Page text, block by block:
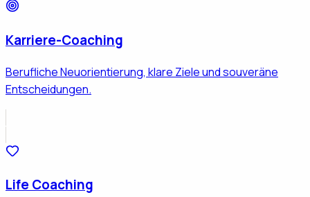
Karriere-Coaching
Berufliche Neuorientierung, klare Ziele und souveräne
Entscheidungen.
Life Coaching